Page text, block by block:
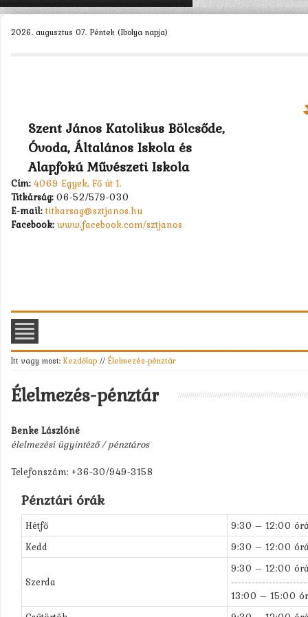
2026. augusztus 07. Péntek (Ibolya napja)
Szent János Katolikus Bölcsőde,
Óvoda, Általános Iskola és
Alapfokú Művészeti Iskola
Cím: 4069 Egyek, Fő út 1.
Titkárság: 06-52/579-030
E-mail: titkarsag@sztjanos.hu
Facebook: www.facebook.com/sztjanos
Itt vagy most: Kezdőlap // Élelmezés-pénztár
Élelmezés-pénztár
Benke Lászlóné
élelmezési ügyintéző / pénztáros
Telefonszám: +36-30/949-3158
Pénztári órák
Hétfő
9:30 – 12:00
Kedd
9:30 – 12:00
Szerda
9:30 – 12:00
13:00 – 15:00
KEZDŐLAP
MUNKATÁRSAK >
TANULÓK >
PÁLYÁZATOK >
KAPCSOLAT